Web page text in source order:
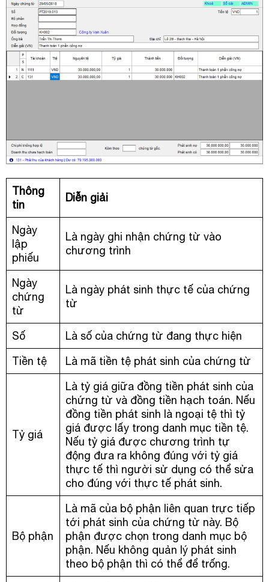
Thông
tin
Diễn giải
Ngày
lập
phiếu
Là ngày ghi nhận chứng từ vào
chương trình
Ngày
chứng
từ
Là ngày phát sinh thực tế của chứng
từ
Số
Là số của chứng từ đang thực hiện
Tiền tệ
Là mã tiền tệ phát sinh của chứng từ
Tỷ giá
Là tỷ giá giữa đồng tiền phát sinh của
chứng từ và đồng tiền hạch toán. Nếu
đồng tiền phát sinh là ngoại tệ thì tỷ
giá được lấy trong danh mục tiền tệ.
Nếu tỷ giá được chương trình tự
động đưa ra không đúng với tỷ giá
thực tế thì người sử dụng có thể sửa
cho đúng với thực tế phát sinh.
Bộ phận
Là mã của bộ phận liên quan trực tiếp
tới phát sinh của chứng từ này. Bộ
phận được chọn trong danh mục bộ
phận. Nếu không quản lý phát sinh
theo bộ phận thì có thể để trống.